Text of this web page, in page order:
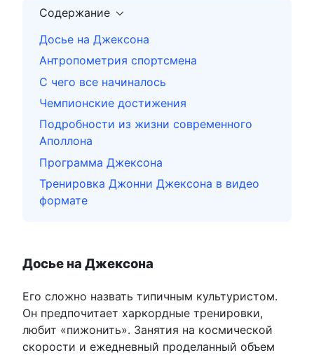
Содержание
Досье на Джексона
Антропометрия спортсмена
С чего все начиналось
Чемпионские достижения
Подробности из жизни современного
Аполлона
Программа Джексона
Тренировка Джонни Джексона в видео
формате
Досье на Джексона
Его сложно назвать типичным культуристом.
Он предпочитает харкордные тренировки,
любит «пижонить». Занятия на космической
скорости и ежедневный проделанный объем